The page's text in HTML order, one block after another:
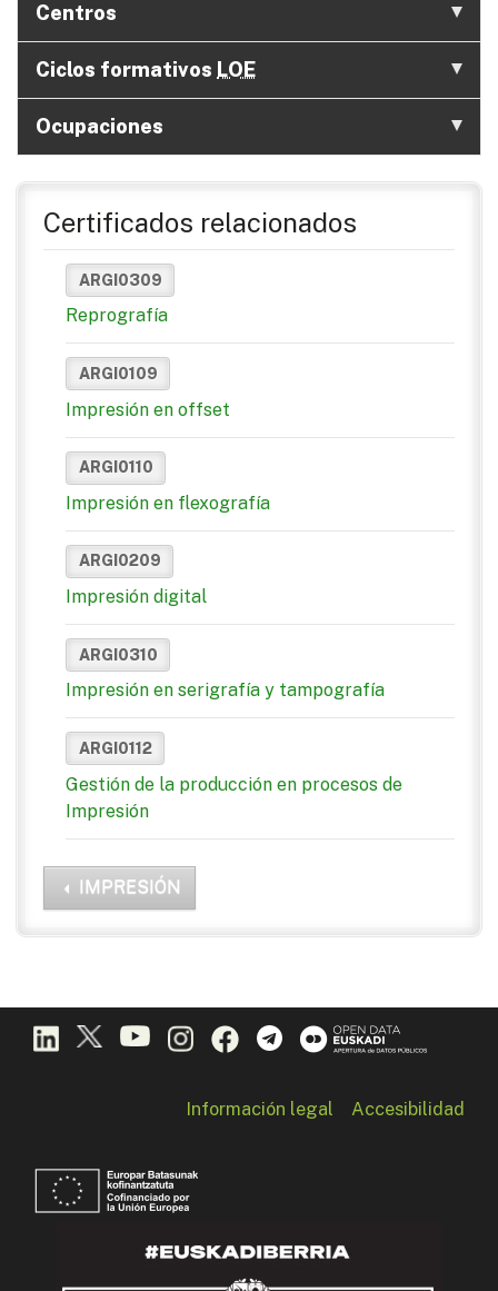
Centros
Ciclos formativos LOE
Ocupaciones
Certificados relacionados
ARGI0309
Reprografía
ARGI0109
Impresión en offset
ARGI0110
Impresión en flexografía
ARGI0209
Impresión digital
ARGI0310
Impresión en serigrafía y tampografía
ARGI0112
Gestión de la producción en procesos de
Impresión
IMPRESIÓN
Información legal Accesibilidad